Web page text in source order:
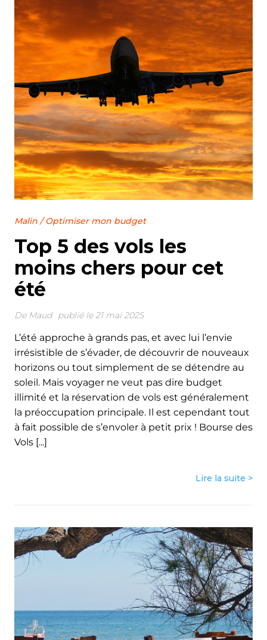
Malin /Optimiser mon budget
Top 5 des vols les
moins chers pour cet
été
De Maud publié le 21 mai 2025
L’été approche à grands pas, et avec lui l’envie
irrésistible de s’évader, de découvrir de nouveaux
horizons ou tout simplement de se détendre au
soleil. Mais voyager ne veut pas dire budget
illimité et la réservation de vols est généralement
la préoccupation principale. Il est cependant tout
à fait possible de s’envoler à petit prix ! Bourse des
Vols [...]
Lire la suite >